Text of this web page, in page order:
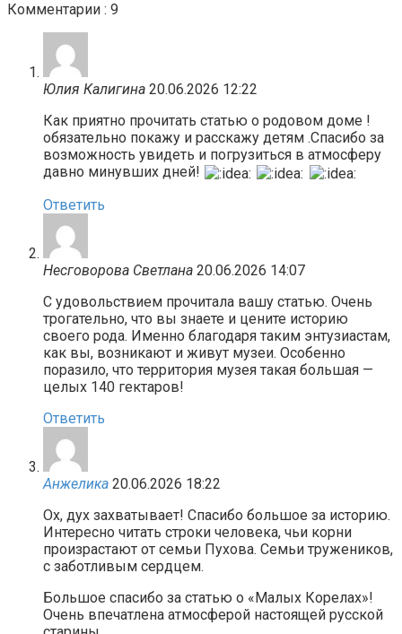
Комментарии : 9
Юлия Калигина 20.06.2026 12:22
Как приятно прочитать статью о родовом доме !
обязательно покажу и расскажу детям .Спасибо за
возможность увидеть и погрузиться в атмосферу
давно минувших дней!
Ответить
Несговорова Светлана 20.06.2026 14:07
С удовольствием прочитала вашу статью. Очень
трогательно, что вы знаете и цените историю
своего рода. Именно благодаря таким энтузиастам,
как вы, возникают и живут музеи. Особенно
поразило, что территория музея такая большая —
целых 140 гектаров!
Ответить
Анжелика 20.06.2026 18:22
Ох, дух захватывает! Спасибо большое за историю.
Интересно читать строки человека, чьи корни
произрастают от семьи Пухова. Семьи тружеников,
с заботливым сердцем.
Большое спасибо за статью о «Малых Корелах»!
Очень впечатлена атмосферой настоящей русской